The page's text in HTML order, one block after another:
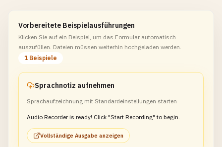
Vorbereitete Beispielausführungen
Klicken Sie auf ein Beispiel, um das Formular automatisch
auszufüllen. Dateien müssen weiterhin hochgeladen werden.
1 Beispiele
Sprachnotiz aufnehmen
Sprachaufzeichnung mit Standardeinstellungen starten
Audio Recorder is ready! Click "Start Recording" to begin.
Vollständige Ausgabe anzeigen